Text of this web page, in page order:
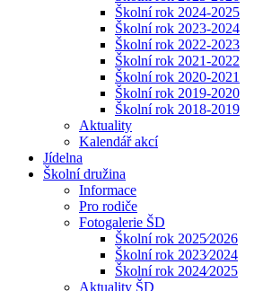
Školní rok 2024-2025
Školní rok 2023-2024
Školní rok 2022-2023
Školní rok 2021-2022
Školní rok 2020-2021
Školní rok 2019-2020
Školní rok 2018-2019
Aktuality
Kalendář akcí
Jídelna
Školní družina
Informace
Pro rodiče
Fotogalerie ŠD
Školní rok 2025⁄2026
Školní rok 2023⁄2024
Školní rok 2024⁄2025
Aktuality ŠD